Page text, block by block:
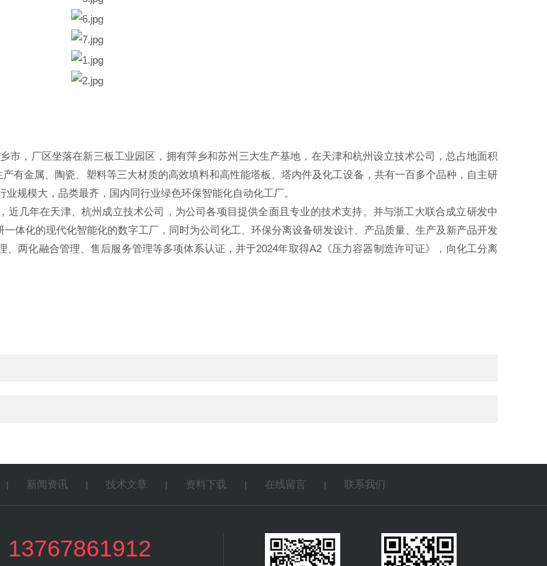
市，厂区坐落在新三板工业园区，拥有萍乡和苏州三大生产基地，在天津和杭州设立技术公司，总占地面积
有金属、陶瓷、塑料等三大材质的高效填料和高性能塔板、塔内件及化工设备，共有一百多个品种，自主研
规模大，品类最齐，国内同行业绿色环保智能化自动化工厂。
几年在天津、杭州成立技术公司，为公司各项目提供全面且专业的技术支持。并与浙工大联合成立研发中
体化的现代化智能化的数字工厂，同时为公司化工、环保分离设备研发设计、产品质量、生产及新产品开发
两化融合管理、售后服务管理等多项体系认证，并于2024年取得A2《压力容器制造许可证》，向化工分离
| 新闻资讯 | 技术文章 | 资料下载 | 在线留言 | 联系我们
13767861912